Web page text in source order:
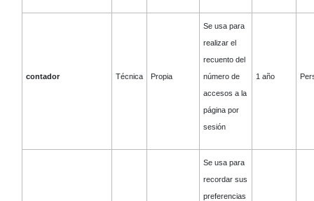
contador Técnica Propia
Se usa para
realizar el
recuento del
número de
accesos a la
página por
sesión
1 año
Se usa para
recordar sus
preferencias